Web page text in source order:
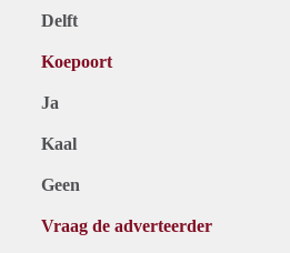
Delft
Koepoort
Ja
Kaal
Geen
Vraag de adverteerder